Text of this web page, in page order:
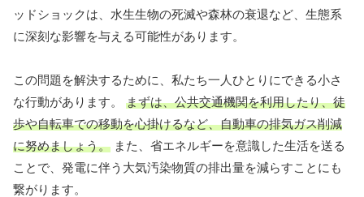
ッドショックは、水生生物の死滅や森林の衰退など、生態系
に深刻な影響を与える可能性があります。
この問題を解決するために、私たち一人ひとりにできる小さ
な行動があります。 まずは、公共交通機関を利用したり、徒
歩や自転車での移動を心掛けるなど、自動車の排気ガス削減
に努めましょう。 また、省エネルギーを意識した生活を送る
ことで、発電に伴う大気汚染物質の排出量を減らすことにも
繋がります。